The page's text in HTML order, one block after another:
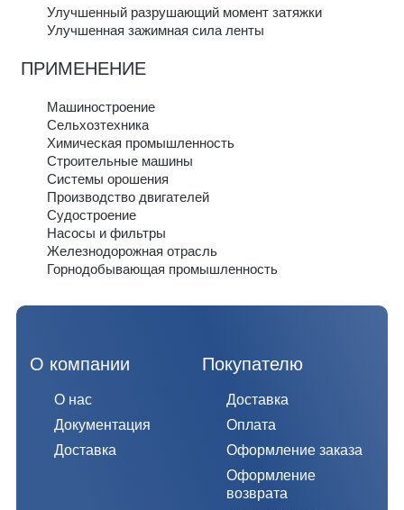
Улучшенный разрушающий момент затяжки
Улучшенная зажимная сила ленты
ПРИМЕНЕНИЕ
Машиностроение
Сельхозтехника
Химическая промышленность
Строительные машины
Системы орошения
Производство двигателей
Судостроение
Насосы и фильтры
Железнодорожная отрасль
Горнодобывающая промышленность
О компании
О нас
Документация
Доставка
Покупателю
Доставка
Оплата
Оформление заказа
Оформление
возврата